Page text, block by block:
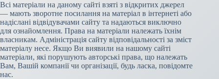
Всі матеріали на даному сайті взяті з відкритих джерел
— мають зворотне посилання на матеріал в інтернеті або
надіслані відвідувачами сайту та надаються виключно
для ознайомлення. Права на матеріали належать їхнім
власникам. Адміністрація сайту відповідальності за зміст
матеріалу несе. Якщо Ви виявили на нашому сайті
матеріали, які порушують авторські права, що належать
Вам, Вашій компанії чи організації, будь ласка, повідомте
нас.